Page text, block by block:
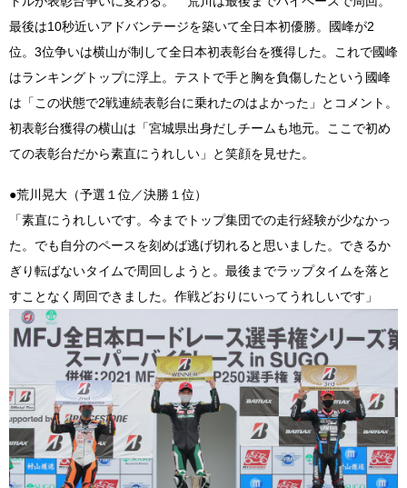
最後は10秒近いアドバンテージを築いて全日本初優勝。國峰が2
位。3位争いは横山が制して全日本初表彰台を獲得した。これで國峰
はランキングトップに浮上。テストで手と胸を負傷したという國峰
は「この状態で2戦連続表彰台に乗れたのはよかった」とコメント。
初表彰台獲得の横山は「宮城県出身だしチームも地元。ここで初め
ての表彰台だから素直にうれしい」と笑顔を見せた。
●荒川晃大（予選１位／決勝１位）
「素直にうれしいです。今までトップ集団での走行経験が少なかっ
た。でも自分のペースを刻めば逃げ切れると思いました。できるか
ぎり転ばないタイムで周回しようと。最後までラップタイムを落と
すことなく周回できました。作戦どおりにいってうれしいです」